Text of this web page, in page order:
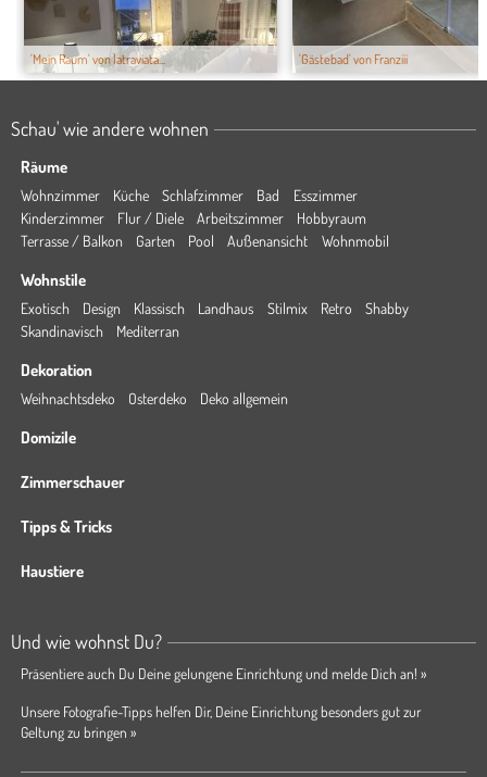
'Mein Raum' von latraviata... 'Gästebad' von Franziii
Schau' wie andere wohnen
Räume
Wohnzimmer Küche Schlafzimmer Bad
Esszimmer
Kinderzimmer
Flur / Diele Arbeitszimmer
Hobbyraum
Terrasse / Balkon
Garten Pool Außenansicht Wohnmobil
Wohnstile
Exotisch Design Klassisch Landhaus Stilmix Retro
Shabby
Skandinavisch
Mediterran
Dekoration
Weihnachtsdeko Osterdeko Deko allgemein
Domizile
Zimmerschauer
Tipps & Tricks
Haustiere
Und wie wohnst Du?
Präsentiere auch Du Deine gelungene Einrichtung und melde Dich an! »
Unsere Fotografie-Tipps helfen Dir, Deine Einrichtung besonders gut zur
Geltung zu bringen »